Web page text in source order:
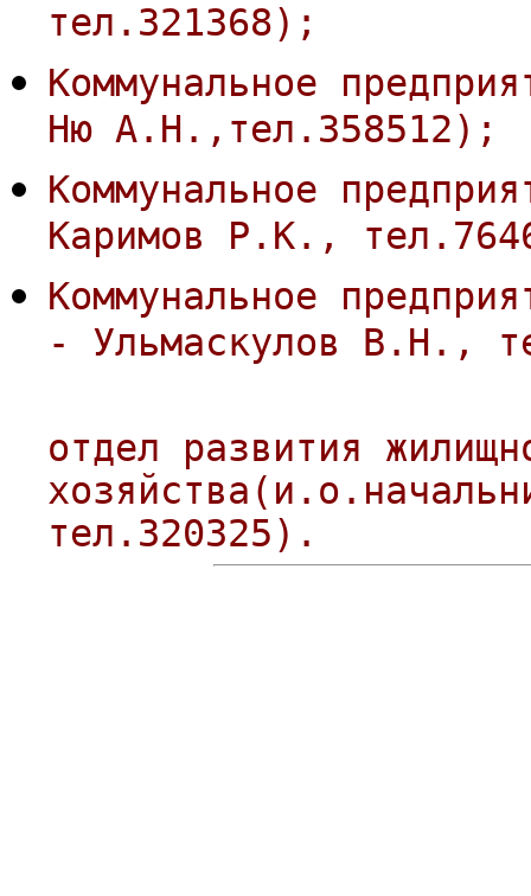
тел.321368);
Коммунальное
Ню А.Н.,тел.358512);
Коммунальное
Каримов Р.К.,
Коммунальное
- Ульмаскулов В.Н.,
отдел развития
тел.320325).